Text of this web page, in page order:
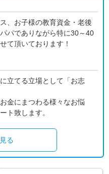
、お子様の教育資金・老後
パでありながら特に30～40
て頂いております！
立てる立場として「お志
金にまつわる様々なお悩
ト致します。
る